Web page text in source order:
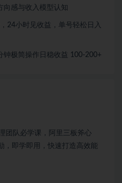
向感与收入模型认知
24小时见收益，单号轻松日入
钟极简操作日稳收益 100-200+
团队必学课，阿里三板斧心
，即学即用，快速打造高效能